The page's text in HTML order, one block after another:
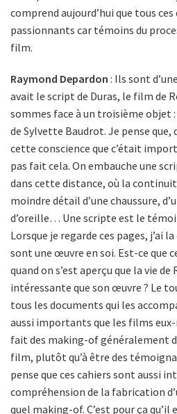
comprend aujourd’hui que tous
passionnants car témoins du
film.
Raymond Depardon : Ils sont
avait le script de Duras, le film de
sommes face à un troisième objet
de Sylvette Baudrot. Je pense
cette conscience que c’était
pas fait cela. On embauche une
dans cette distance, où la
moindre détail d’une chaussure,
d’oreille… Une scripte est le
Lorsque je regarde ces pages, j’ai
sont une œuvre en soi. Est-ce que
quand on s’est aperçu que la vie
intéressante que son œuvre ? Le
tous les documents qui les
aussi importants que les films eux-
fait des making-of généralement
film, plutôt qu’à être des
pense que ces cahiers sont aussi
compréhension de la fabrication
quel making-of. C’est pour ça